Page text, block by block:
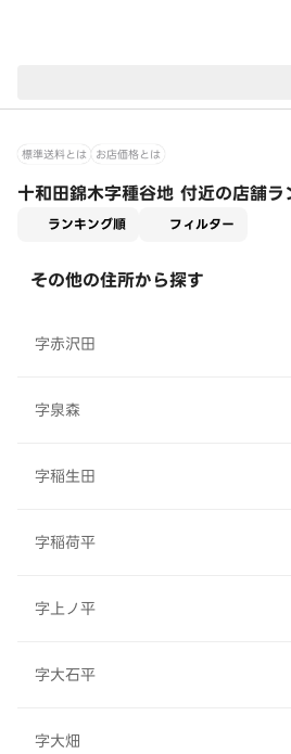
標準送料とは お店価格とは
十和田錦木字種谷地 付近の店舗ラ
ランキング順 フィルター
その他の住所から探す
字赤沢田
字泉森
字稲生田
字稲荷平
字上ノ平
字大石平
字大畑